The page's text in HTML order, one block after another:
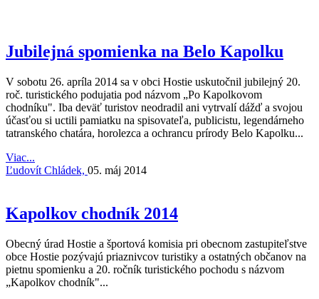
Jubilejná spomienka na Belo Kapolku
V sobotu 26. apríla 2014 sa v obci Hostie uskutočnil jubilejný 20.
roč. turistického podujatia pod názvom „Po Kapolkovom
chodníku". Iba deväť turistov neodradil ani vytrvalí dážď a svojou
účasťou si uctili pamiatku na spisovateľa, publicistu, legendárneho
tatranského chatára, horolezca a ochrancu prírody Belo Kapolku...
Viac...
Ľudovít Chládek, 05. máj 2014
Kapolkov chodník 2014
Obecný úrad Hostie a športová komisia pri obecnom zastupiteľstve
obce Hostie pozývajú priaznivcov turistiky a ostatných občanov na
pietnu spomienku a 20. ročník turistického pochodu s názvom
„Kapolkov chodník"...